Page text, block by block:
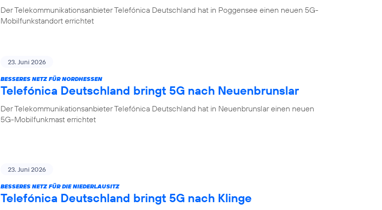
Der Telekommunikationsanbieter Telefónica Deutschland hat in Poggensee einen neuen 5G-
Mobilfunkstandort errichtet
23. Juni 2026
BESSERES NETZ FÜR NORDHESSEN
Telefónica Deutschland bringt 5G nach Neuenbrunslar
Der Telekommunikationsanbieter Telefónica Deutschland hat in Neuenbrunslar einen neuen
5G-Mobilfunkmast errichtet
23. Juni 2026
BESSERES NETZ FÜR DIE NIEDERLAUSITZ
Telefónica Deutschland bringt 5G nach Klinge